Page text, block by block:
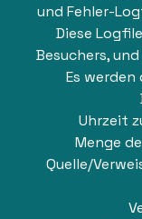
und Fehler-
Diese
Besuchers,
Es
Uhrzeit
Menge
Quelle/